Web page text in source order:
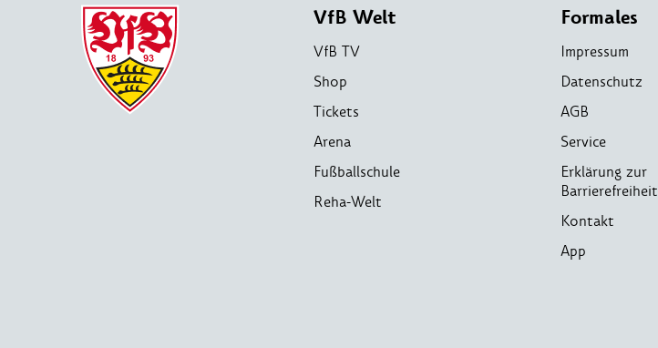
VfB Welt
VfB TV
Shop
Tickets
Arena
Fußballschule
Reha-Welt
Formales
Impressum
Datenschutz
AGB
Service
Erklärung zur
Barrierefreiheit
Kontakt
App